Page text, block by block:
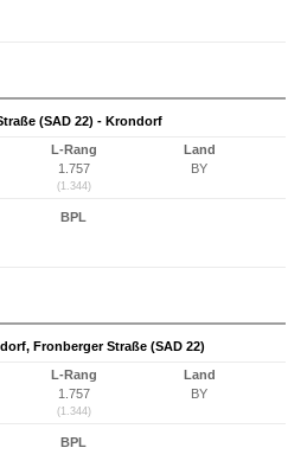
(SAD 22) - Krondorf
L-Rang
1.757
(1.344)
Land
BY
BPL
Fronberger Straße (SAD 22)
L-Rang
1.757
(1.344)
Land
BY
BPL